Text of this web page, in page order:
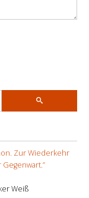
Zur Wiederkehr
Weiß